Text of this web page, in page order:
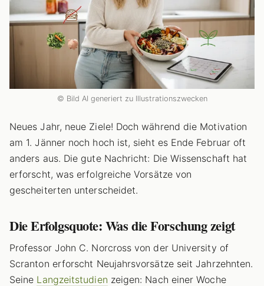
© Bild AI generiert zu Illustrationszwecken
Neues Jahr, neue Ziele! Doch während die Motivation
am 1. Jänner noch hoch ist, sieht es Ende Februar oft
anders aus. Die gute Nachricht: Die Wissenschaft hat
erforscht, was erfolgreiche Vorsätze von
gescheiterten unterscheidet.
Die Erfolgsquote: Was die Forschung zeigt
Professor John C. Norcross von der University of
Scranton erforscht Neujahrsvorsätze seit Jahrzehnten.
Seine Langzeitstudien zeigen: Nach einer Woche